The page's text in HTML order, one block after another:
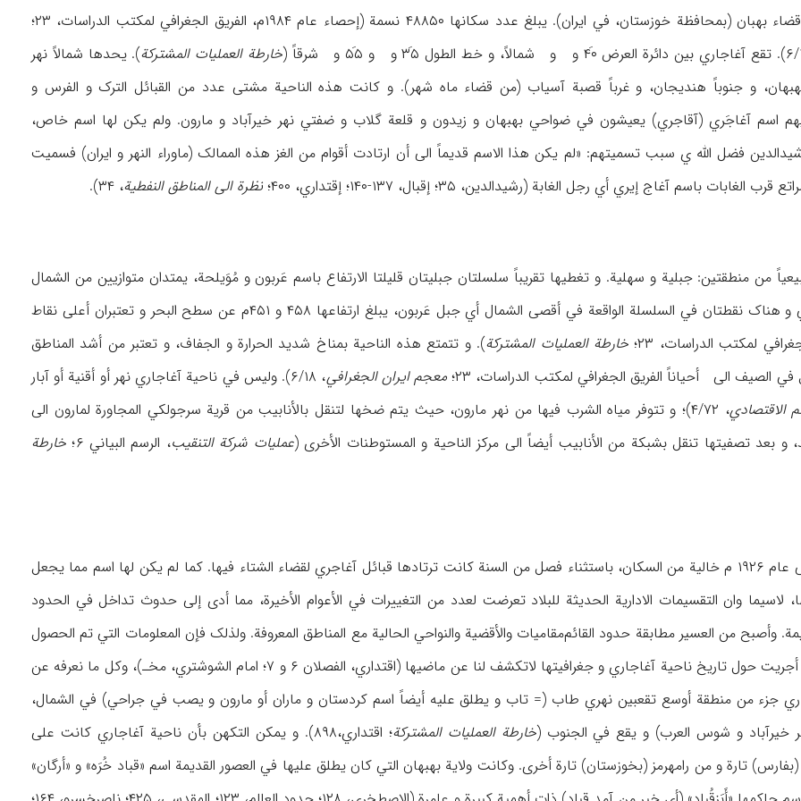
خوزستان، في ایران). یبلغ عدد سکانها ۴۸۸۵۰ نسمة (إحصاء عام ۱۹۸۴م، الفریق الجغرافي لمکتب الدراسات، ۲۳؛
خارطة العملیات المشترکة). یحدها شمالاً نهر
و جنوباً هندیجان، و غرباً قصبة آسیاب (من قضاء ماه شهر). و کانت هذه الناحیة مشتی عدد من القبائل الترک و الفرس و
اسم آغاجَري (آقاجري) یعیشون في ضواحي بهبهان و زیدون و قلعة گلاب و ضفتي نهر خیرآباد و مارون. ولم یکن لها اسم خاص،
فضل الله ‌ي سبب تسمیتهم: «لم یکن هذا الاسم قدیماً الی أن ارتادت أقوام من الغز هذه الممالک (ماوراء النهر و ایران) فسمیت
باسم آغاج إیري أي رجل الغابة (رشیدالدین، ۳۵؛ إقبال، ۱۳۷-۱۴۰؛ إقتداري، ۴۰۰؛
نظرة الی المناطق النفطیة، ۳۴).
من منطقتین: جبلیة و سهلیة. و تغطیها تقریباً سلسلتان جبلیتان قلیلتا الارتفاع باسم عَربون و مُوَیلحة، یمتدان متوازیین من الشمال
الغربي إلی الجنوب الشرقي و هناک نقطتان في السلسلة الواقعة في أقصی الشمال أي جبل عَربون، یبلغ ارتفاعها ۴۵۸ و ۴۵۱م عن سطح البحر و تعتبران أعلی نقاط
لمکتب الدراسات، ۲۳؛
خارطة العملیات المشترکة). و تتمتع هذه الناحیة بمناخ شدید الحرارة و الجفاف، و تعتبر من أشد المناطق
الصیف الی أحیاناً الفریق الجغرافي لمکتب الدراسات، ۲۳؛
معجم ایران الجغرافي
، ۶/۱۸). ولیس في ناحیة آغاجاري نهر أو أقنیة أو آبار
الاقتصادي
، ۴/۷۲)؛ و تتوفر میاه الشرب فیها من نهر مارون، حیث یتم ضخها لتنقل بالأنابیب من قریة سرجولکي المجاورة لمارون الی
بعد تصفیتها تنقل بشبکة من الأنابیب أیضاً الی مرکز الناحیة و المستوطنات الأخری (عملیات شرکة التنقیب، الرسم البیاني ۶؛ خارطة
کانت ناحیة آغاجاري حتی عام ۱۹۲۶ م خالیة من السکان، باستثناء فصل من السنة کانت ترتادها قبائل آغاجري لقضاء الشتاء فیها. کما لم یکن لها اسم مما یجعل
لاسیما وان التقسیمات الاداریة الحدیثة للبلاد تعرضت لعدد من التغییرات في الأعوام الأخیرة، مما أدی إلی حدوث تداخل في الحدود
وأصبح من العسیر مطابقة حدود القائم‌مقامیات والأقضیة والنواحي الحالیة مع المناطق المعروفة. ولذلک فإن المعلومات التي تم الحصول
علیها من التحقیقات التي أجریت حول تاریخ ناحیة آغاجاري و جغرافیتها لاتکشف لنا عن ماضیها (اقتداري، الفصلان ۶ و ۷؛ امام الشوشتري، مخـ)، وکل ما نعرفه عن
جزء من منطقة أوسع تقعبین نهري طاب (= تاب و یطلق علیه أیضاً اسم کردستان و ماران أو مارون و یصب في جراحي) في الشمال،
خیرآباد و شوس العرب) و یقع في الجنوب (خارطة العملیات المشترکة
؛ اقتداري،۸۹۸). و یمکن التکهن بأن ناحیة آغاجاري کانت علی
(بفارس) تارة و من رامهرمز (بخوزستان) تارة أخری. وکانت ولایة بهبهان التي کان یطلق علیها في العصور القدیمة اسم «قباد خُرَه» و «أرگان»